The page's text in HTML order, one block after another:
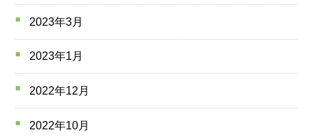
2023年3月
2023年1月
2022年12月
2022年10月